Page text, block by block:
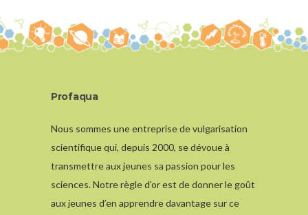
Profaqua
Nous sommes une entreprise de vulgarisation
scientifique qui, depuis 2000, se dévoue à
transmettre aux jeunes sa passion pour les
sciences. Notre règle d’or est de donner le goût
aux jeunes d’en apprendre davantage sur ce